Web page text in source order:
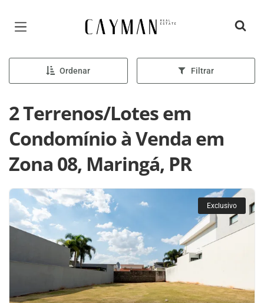
Página inicial
Ordenar Filtrar
2 Terrenos/Lotes em
Condomínio à Venda em
Zona 08, Maringá, PR
Exclusivo